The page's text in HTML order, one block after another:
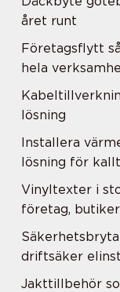
året runt
Företagsflytt
hela
lösning
Installera
lösning för
Vinyltexter i
företag,
driftsäker
Jakttillbehör